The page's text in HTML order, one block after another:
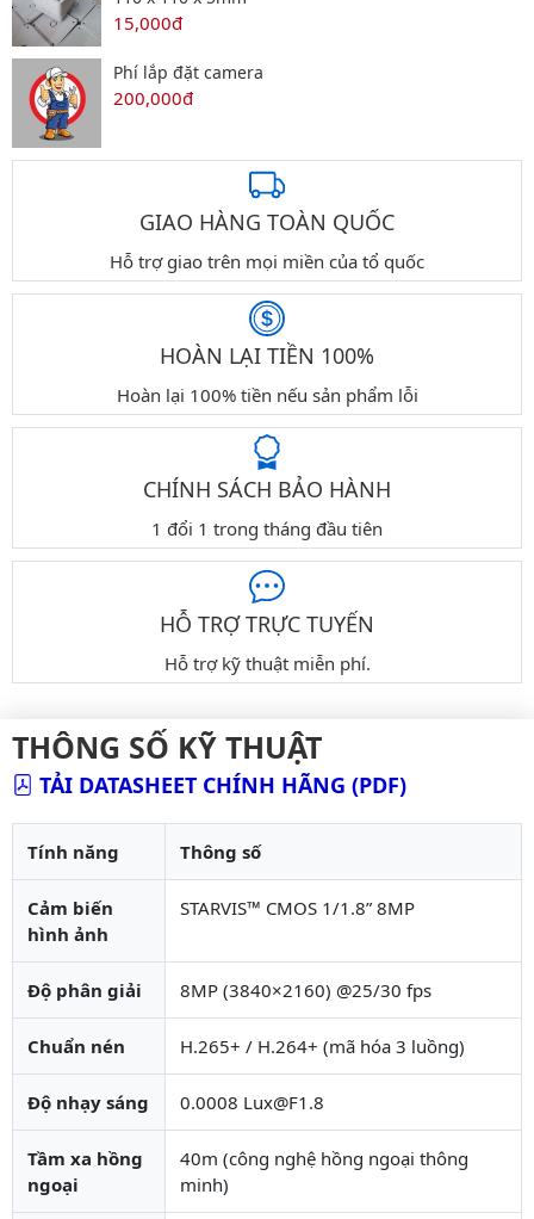
15,000đ
Phí lắp đặt camera
200,000đ
GIAO HÀNG TOÀN QUỐC
Hỗ trợ giao trên mọi miền của tổ quốc
HOÀN LẠI TIỀN 100%
Hoàn lại 100% tiền nếu sản phẩm lỗi
CHÍNH SÁCH BẢO HÀNH
1 đổi 1 trong tháng đầu tiên
HỖ TRỢ TRỰC TUYẾN
Hỗ trợ kỹ thuật miễn phí.
THÔNG SỐ KỸ THUẬT
TẢI DATASHEET CHÍNH HÃNG (PDF)
Tính năng Thông số
Cảm biến
hình ảnh
STARVIS™ CMOS 1/1.8” 8MP
Độ phân giải 8MP (3840×2160) @25/30 fps
Chuẩn nén H.265+ / H.264+ (mã hóa 3 luồng)
Độ nhạy sáng 0.0008 Lux@F1.8
Tầm xa hồng
ngoại
40m (công nghệ hồng ngoại thông
minh)